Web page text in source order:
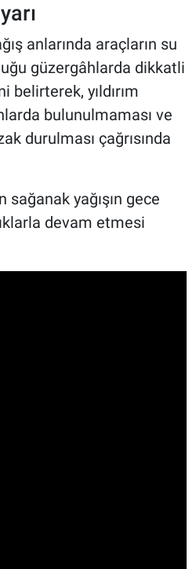
anlarında araçların su
güzergâhlarda dikkatli
yıldırım
bulunulmaması ve
durulması çağrısında
yağışın gece
devam etmesi